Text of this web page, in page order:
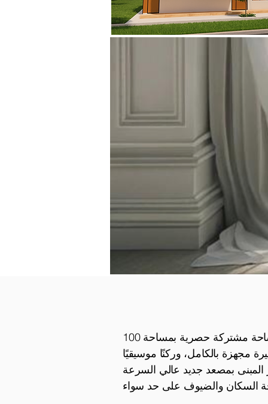
بمزايا فريدة تميزه عن غيره من المشاريع. الطابق الثالث بأكمله مُخصص لمساحة مشتركة حصرية بمساحة 100
مجهزة بالكامل، وركنًا موسيقيًا
المبنى بمصعد جديد عالي السرعة